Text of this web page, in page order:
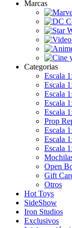
Marcas
Categorias
Escala
Escala
Escala
Escala
Escala
Prop
Escala
Escala
Escala
Open
Gift
Otros
Hot Toys
SideShow
Iron Studios
Exclusivos